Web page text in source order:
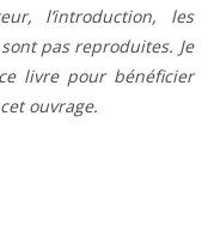
l’introduction, les
pas reproduites. Je
livre pour bénéficier
ouvrage.